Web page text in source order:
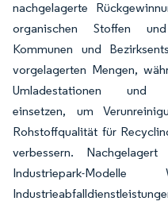
nachgelagerte
organischen Stoffen
Kommunen und
vorgelagerten Mengen,
Umladestationen und
einsetzen, um
Rohstoffqualität für
verbessern.
Industriepark-